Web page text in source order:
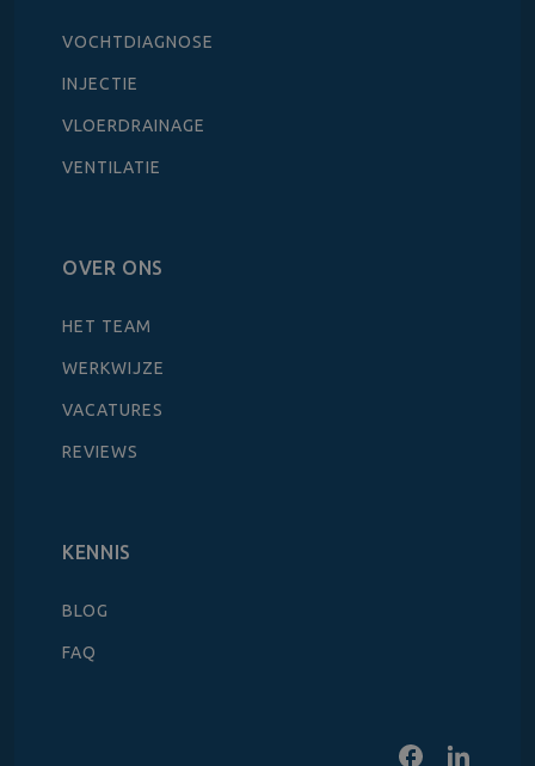
VOCHTDIAGNOSE
INJECTIE
VLOERDRAINAGE
VENTILATIE
OVER ONS
HET TEAM
WERKWIJZE
VACATURES
REVIEWS
KENNIS
BLOG
FAQ